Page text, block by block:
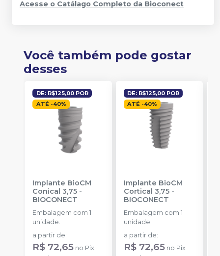
Acesse o Catálago Completo da Bioconect
Você também pode gostar
desses
DE: R$125,00 POR
ATÉ -40%
Implante BioCM
Conical 3,75 -
BIOCONECT
Embalagem com 1
unidade.
a partir de:
R$ 72,65 no Pix
DE: R$125,00 POR
ATÉ -40%
Implante BioCM
Cortical 3,75-
BIOCONECT
Embalagem com 1
unidade.
a partir de:
R$ 72,65 no Pix